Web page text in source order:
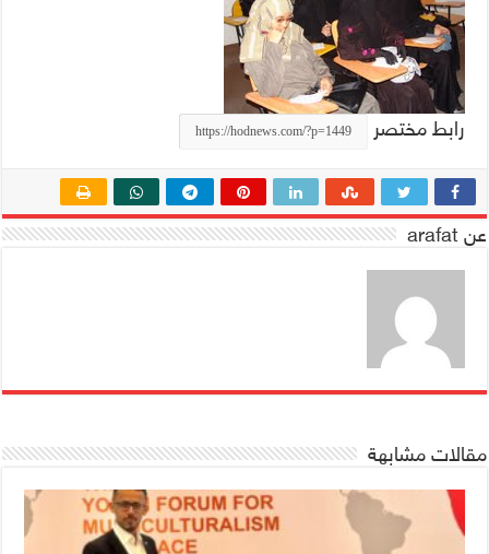
رابط مختصر
عن arafat
مقالات مشابهة